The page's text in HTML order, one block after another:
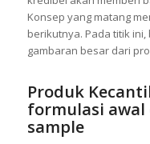
Konsep yang matang
berikutnya. Pada titik
gambaran besar dari
Produk
formulasi
sample